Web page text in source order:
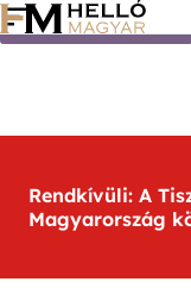
Ugrás a tartalomra
Rendkívüli: A
Magyarország